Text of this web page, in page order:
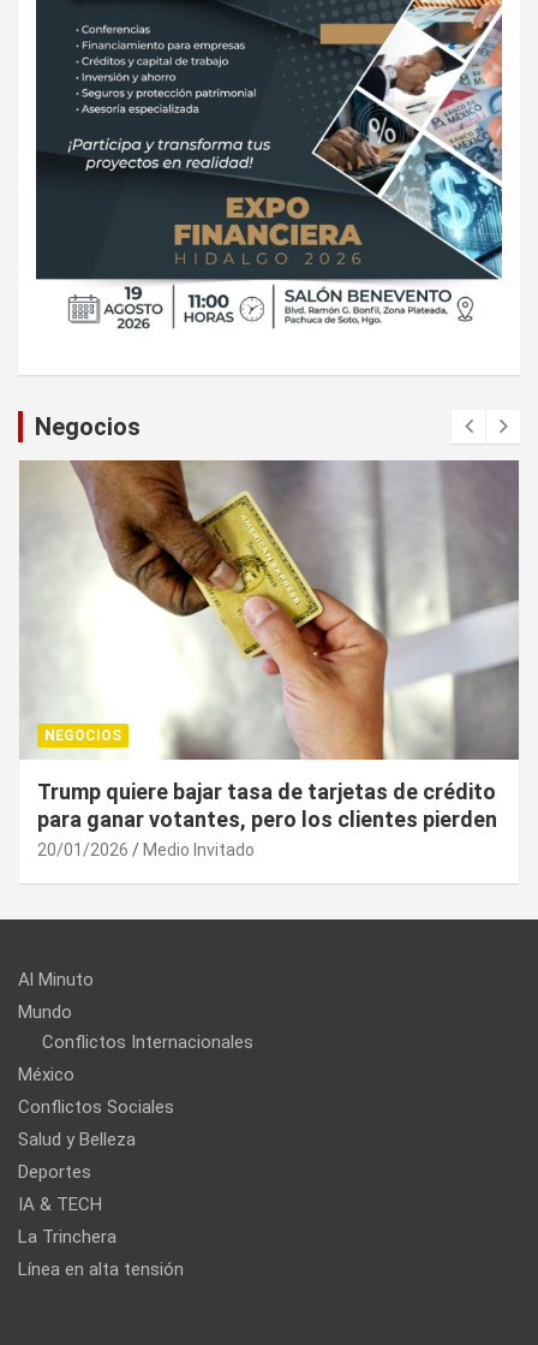
Negocios
NEGOCIOS
¿Cuál es el “arma nuclear económica” que la
UE puede utilizar contra EU?
20/01/2026 Medio Invitado
Al Minuto
Mundo
Conflictos Internacionales
México
Conflictos Sociales
Salud y Belleza
Deportes
IA & TECH
La Trinchera
Línea en alta tensión